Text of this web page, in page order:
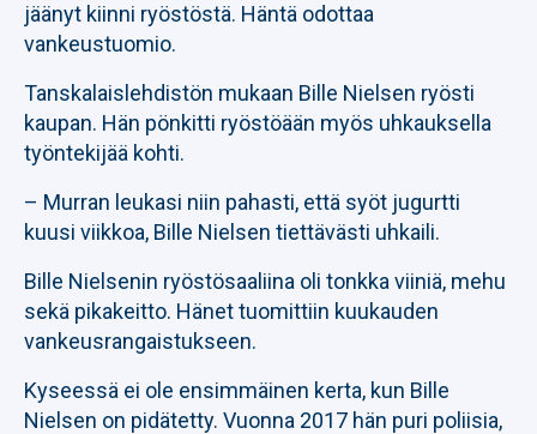
jäänyt kiinni ryöstöstä. Häntä odottaa
vankeustuomio.
Tanskalaislehdistön mukaan Bille Nielsen ryösti
kaupan. Hän pönkitti ryöstöään myös uhkauksella
työntekijää kohti.
– Murran leukasi niin pahasti, että syöt jugurtti
kuusi viikkoa, Bille Nielsen tiettävästi uhkaili.
Bille Nielsenin ryöstösaaliina oli tonkka viiniä, mehu
sekä pikakeitto. Hänet tuomittiin kuukauden
vankeusrangaistukseen.
Kyseessä ei ole ensimmäinen kerta, kun Bille
Nielsen on pidätetty. Vuonna 2017 hän puri poliisia,